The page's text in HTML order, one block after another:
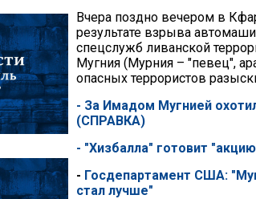
Вчера поздно вечером в
результате взрыва
спецслужб ливанской
Мугния (Мурния – "певец",
опасных террористов
- За Имадом Мугнией
(СПРАВКА)
- "Хизбалла" готовит
- Госдепартамент США:
стал лучше"